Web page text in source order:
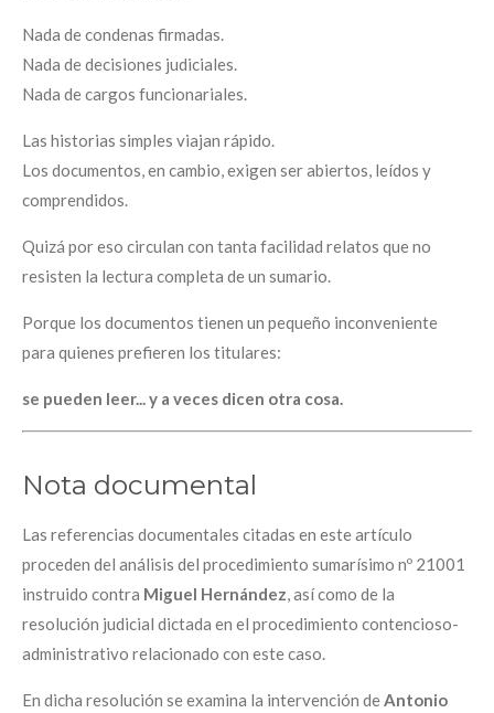
Nada de condenas firmadas.
Nada de decisiones judiciales.
Nada de cargos funcionariales.
Las historias simples viajan rápido.
Los documentos, en cambio, exigen ser abiertos, leídos y
comprendidos.
Quizá por eso circulan con tanta facilidad relatos que no
resisten la lectura completa de un sumario.
Porque los documentos tienen un pequeño inconveniente
para quienes prefieren los titulares:
se pueden leer... y a veces dicen otra cosa.
Nota documental
Las referencias documentales citadas en este artículo
proceden del análisis del procedimiento sumarísimo nº 21001
instruido contra Miguel Hernández, así como de la
resolución judicial dictada en el procedimiento contencioso-
administrativo relacionado con este caso.
En dicha resolución se examina la intervención deAntonio